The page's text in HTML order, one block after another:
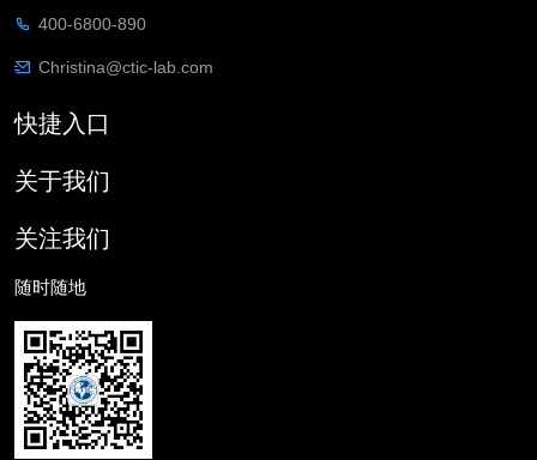
400-6800-890
Christina@ctic-lab.com
快捷入口
关于我们
关注我们
随时随地